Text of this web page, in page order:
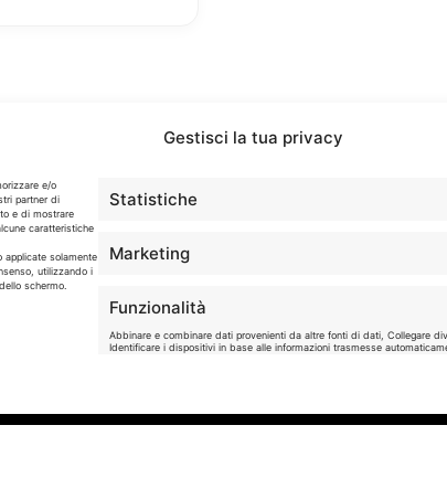
Gestisci la tua privacy
e/o
partner di
e di mostrare
caratteristiche
applicate solamente
utilizzando i
schermo.
Statistiche
Marketing
Funzionalità
Abbinare e combinare dati provenienti da altre fonti di dati, Collegare
Identificare i dispositivi in base alle informazioni trasmesse
correggere errori, Erogare e presentare
Info
In qualità di Affiliato Amazon ed eBay, Tariffando riceve
un guadagno dagli acquisti idonei.